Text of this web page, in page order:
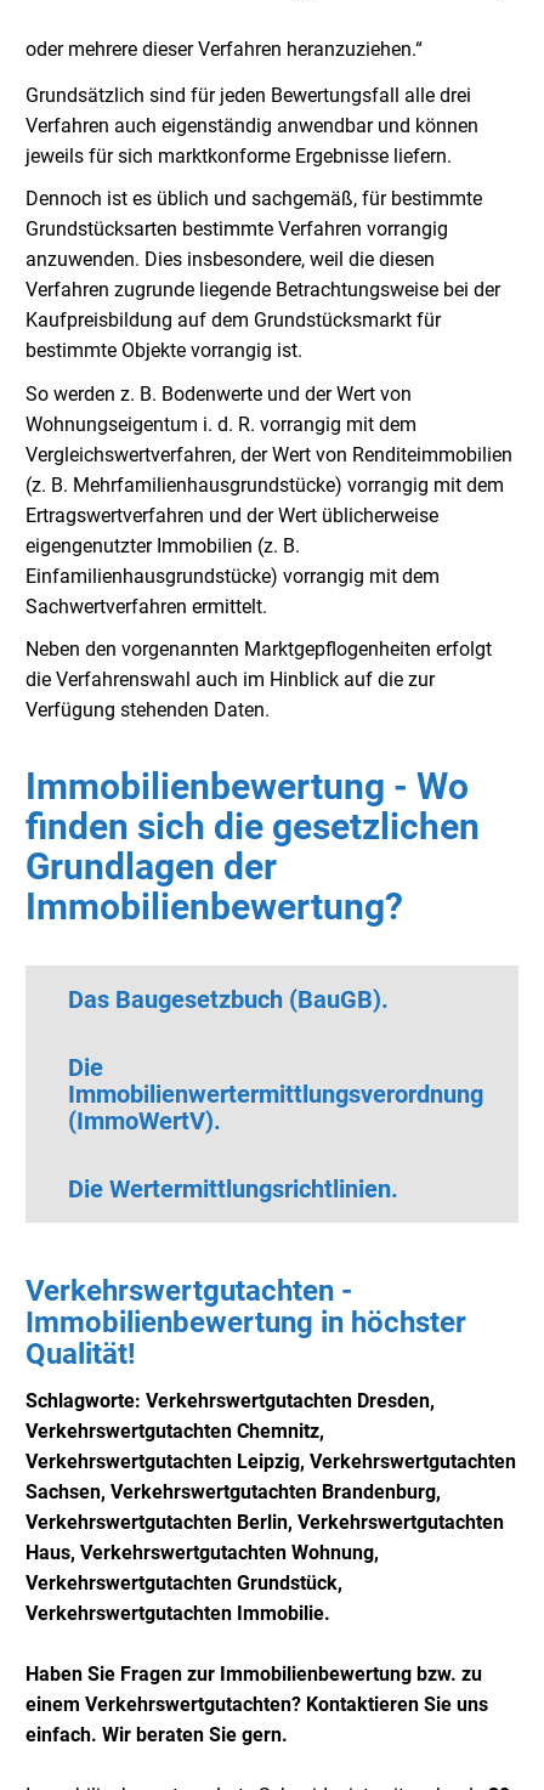
oder mehrere dieser Verfahren heranzuziehen.“
Grundsätzlich sind für jeden Bewertungsfall alle drei
Verfahren auch eigenständig anwendbar und können
jeweils für sich marktkonforme Ergebnisse liefern.
Dennoch ist es üblich und sachgemäß, für bestimmte
Grundstücksarten bestimmte Verfahren vorrangig
anzuwenden. Dies insbesondere, weil die diesen
Verfahren zugrunde liegende Betrachtungsweise bei der
Kaufpreisbildung auf dem Grundstücksmarkt für
bestimmte Objekte vorrangig ist.
So werden z. B. Bodenwerte und der Wert von
Wohnungseigentum i. d. R. vorrangig mit dem
Vergleichswertverfahren, der Wert von Renditeimmobilien
(z. B. Mehrfamilienhausgrundstücke) vorrangig mit dem
Ertragswertverfahren und der Wert üblicherweise
eigengenutzter Immobilien (z. B.
Einfamilienhausgrundstücke) vorrangig mit dem
Sachwertverfahren ermittelt.
Neben den vorgenannten Marktgepflogenheiten erfolgt
die Verfahrenswahl auch im Hinblick auf die zur
Verfügung stehenden Daten.
Immobilienbewertung - Wo
finden sich die gesetzlichen
Grundlagen der
Immobilienbewertung?
Das Baugesetzbuch (BauGB).
Die
Immobilienwertermittlungsverordnung
(ImmoWertV).
Die Wertermittlungsrichtlinien.
Verkehrswertgutachten -
Immobilienbewertung in höchster
Qualität!
Schlagworte: Verkehrswertgutachten Dresden,
Verkehrswertgutachten Chemnitz,
Verkehrswertgutachten Leipzig, Verkehrswertgutachten
Sachsen, Verkehrswertgutachten Brandenburg,
Verkehrswertgutachten Berlin, Verkehrswertgutachten
Haus, Verkehrswertgutachten Wohnung,
Verkehrswertgutachten Grundstück,
Verkehrswertgutachten Immobilie.
Haben Sie Fragen zur Immobilienbewertung bzw. zu
einem Verkehrswertgutachten? Kontaktieren Sie uns
einfach. Wir beraten Sie gern.